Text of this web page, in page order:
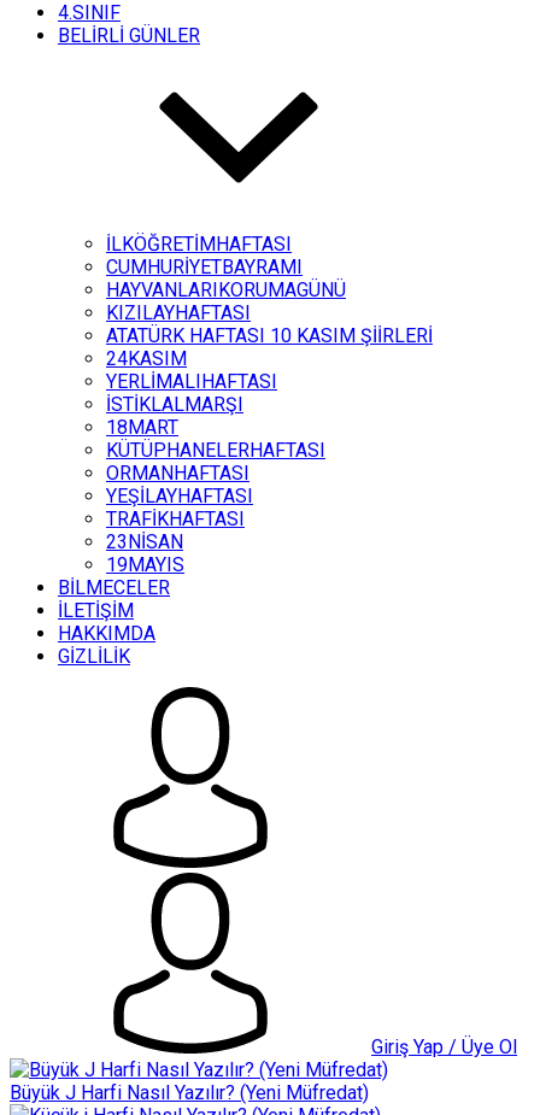
4.SINIF
BELİRLİ GÜNLER
İLKÖĞRETİMHAFTASI
CUMHURİYETBAYRAMI
HAYVANLARIKORUMAGÜNÜ
KIZILAYHAFTASI
ATATÜRK HAFTASI 10 KASIM ŞİİRLERİ
24KASIM
YERLİMALIHAFTASI
İSTİKLALMARŞI
18MART
KÜTÜPHANELERHAFTASI
ORMANHAFTASI
YEŞİLAYHAFTASI
TRAFİKHAFTASI
23NİSAN
19MAYIS
BİLMECELER
İLETİŞİM
HAKKIMDA
GİZLİLİK
Giriş Yap / Üye Ol
Büyük J Harfi Nasıl Yazılır? (Yeni Müfredat)